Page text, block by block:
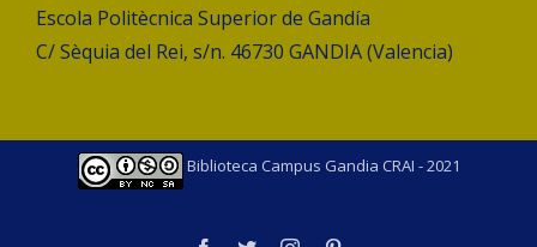
Escola Politècnica Superior de Gandía
C/ Sèquia del Rei, s/n. 46730 GANDIA (Valencia)
Biblioteca Campus Gandia CRAI - 2021